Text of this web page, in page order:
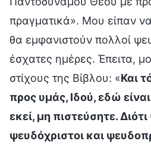
πραγματικά». Μου είπαν
θα εμφανιστούν πολλοί
έσχατες ημέρες. Έπειτα,
στίχους της Βίβλου: «Και
προς υμάς, Ιδού, εδώ
εκεί, μη πιστεύσητε.
ψευδόχριστοι και